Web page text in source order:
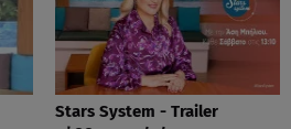
Stars System - Trailer